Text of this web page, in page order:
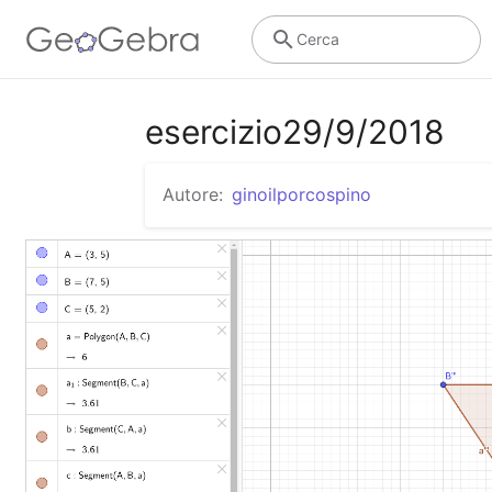
Cerca
esercizio29/9/2018
Autore: ginoilporcospino